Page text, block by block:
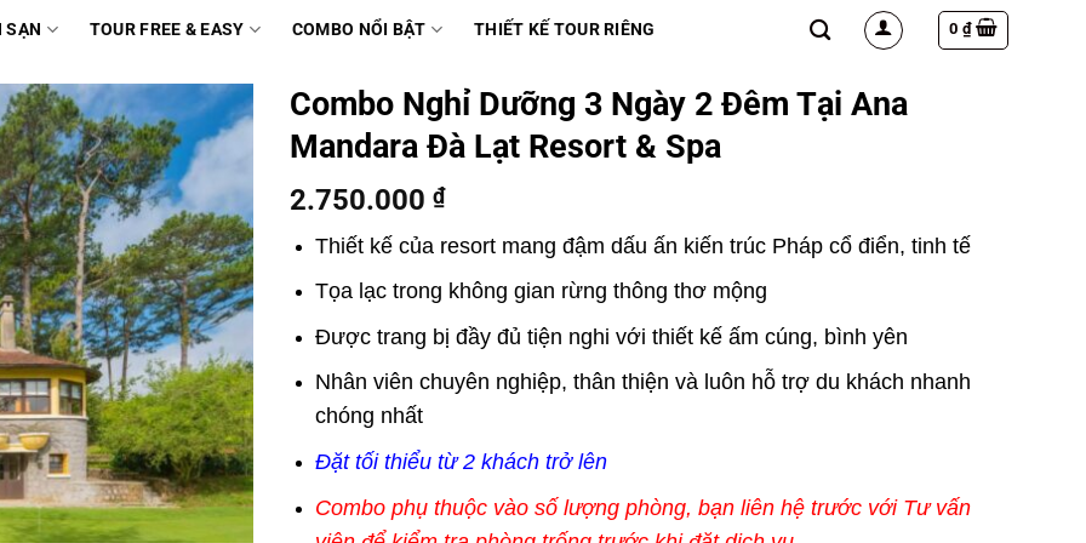
SẠN TOUR FREE & EASY COMBO NỔI BẬT THIẾT KẾ TOUR RIÊNG 0 ₫
Combo Nghỉ Dưỡng 3 Ngày 2 Đêm Tại Ana
Mandara Đà Lạt Resort & Spa
2.750.000 ₫
Thiết kế của resort mang đậm dấu ấn kiến trúc Pháp cổ điển, tinh tế
Tọa lạc trong không gian rừng thông thơ mộng
Được trang bị đầy đủ tiện nghi với thiết kế ấm cúng, bình yên
Nhân viên chuyên nghiệp, thân thiện và luôn hỗ trợ du khách nhanh
chóng nhất
Đặt tối thiểu từ 2 khách trở lên
Combo phụ thuộc vào số lượng phòng, bạn liên hệ trước với Tư vấn